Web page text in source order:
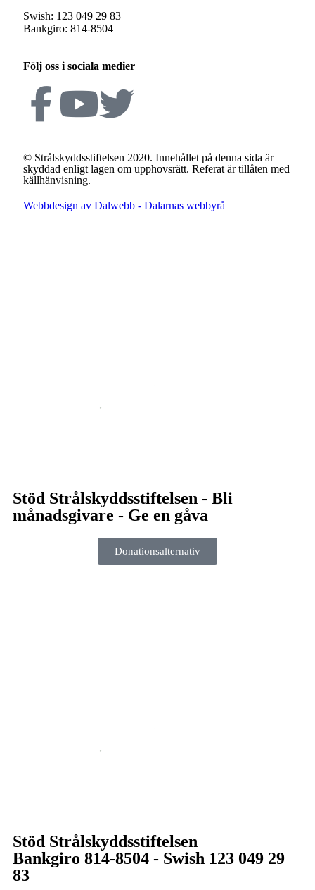
Swish: 123 049 29 83
Bankgiro: 814-8504
Följ oss i sociala medier
© Strålskyddsstiftelsen 2020. Innehållet på denna sida är
skyddad enligt lagen om upphovsrätt. Referat är tillåten med
källhänvisning.
Webbdesign av Dalwebb - Dalarnas webbyrå
Stöd Strålskyddsstiftelsen - Bli
månadsgivare - Ge en gåva
Donationsalternativ
Stöd Strålskyddsstiftelsen
Bankgiro 814-8504 - Swish 123 049 29
83